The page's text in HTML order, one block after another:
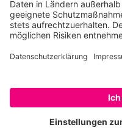
von der
Steuernummer 27/641/